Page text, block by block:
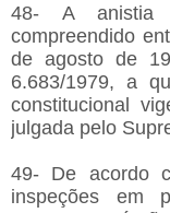
48- A anistia
compreendido
de agosto de
6.683/1979, a
constitucional
julgada pelo
49- De acordo
inspeções em